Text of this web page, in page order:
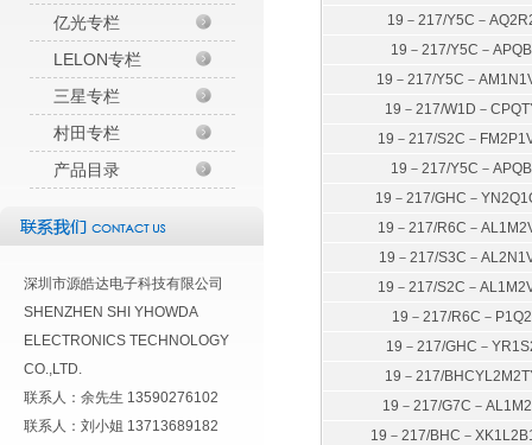
亿光专栏
LELON专栏
三星专栏
村田专栏
产品目录
深圳市源皓达电子科技有限公司
SHENZHEN SHI YHOWDA
ELECTRONICS TECHNOLOGY
CO.,LTD.
联系人：余先生 13590276102
联系人：刘小姐 13713689182
19－217/Y5C－
19－217/Y5C－
19－217/Y5C－
19－217/W1D－
19－217/S2C－
19－217/Y5C－
19－217/GHC－
19－217/R6C－
19－217/S3C－
19－217/S2C－
19－217/R6C－
19－217/GHC－
19－217/
19－217/G7C－
19－217/BHC－